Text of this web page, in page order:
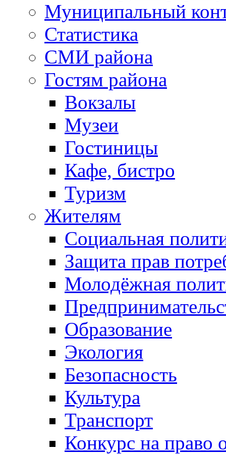
Муниципальный
Статистика
СМИ района
Гостям района
Вокзалы
Музеи
Гостиницы
Кафе, бистро
Туризм
Жителям
Социальная
Защита прав
Молодёжная
Образование
Экология
Безопасность
Культура
Транспорт
Конкурс на право